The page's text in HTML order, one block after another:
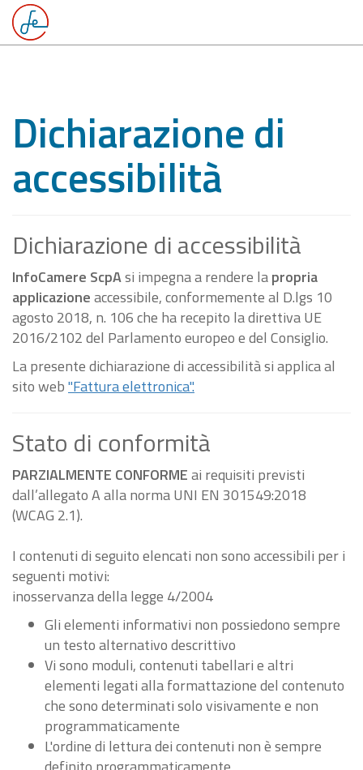
Dichiarazione di
accessibilità
Dichiarazione di accessibilità
InfoCamere ScpAsi impegna a rendere lapropria
applicazioneaccessibile, conformemente al D.lgs 10
agosto 2018, n. 106 che ha recepito la direttiva UE
2016/2102 del Parlamento europeo e del Consiglio.
La presente dichiarazione di accessibilità si applica al
sito web"Fattura elettronica".
Stato di conformità
PARZIALMENTE CONFORMEai requisiti previsti
dall’allegato A alla norma UNI EN 301549:2018
(WCAG 2.1).
I contenuti di seguito elencati non sono accessibili per i
seguenti motivi:
inosservanza della legge 4/2004
Gli elementi informativi non possiedono sempre
un testo alternativo descrittivo
Vi sono moduli, contenuti tabellari e altri
elementi legati alla formattazione del contenuto
che sono determinati solo visivamente e non
programmaticamente
L'ordine di lettura dei contenuti non è sempre